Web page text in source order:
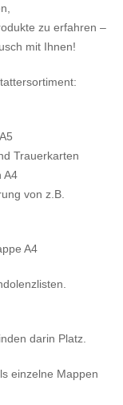
zu erfahren –
mit Ihnen!
Trauerkarten
A4
von z.B.
A4
darin Platz.
einzelne Mappen